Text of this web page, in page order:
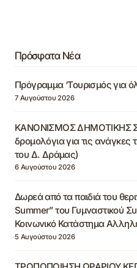
Πρόσφατα Νέα
Πρόγραμμα ‘Τουρισμός για
7 Αυγούστου 2026
ΚΑΝΟΝΙΣΜΟΣ ΔΗΜΟΤΙΚΗΣ
δρομολόγια για τις ανάγκες
του Δ. Δράμας)
6 Αυγούστου 2026
Δωρεά από τα παιδιά του
Summer” του Γυμναστικού
Κοινωνικό Κατάστημα
5 Αυγούστου 2026